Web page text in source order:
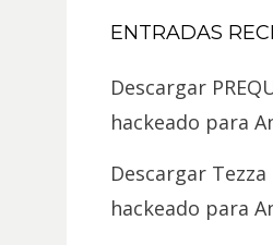
ENTRADAS
Descargar
hackeado para
Descargar
hackeado para